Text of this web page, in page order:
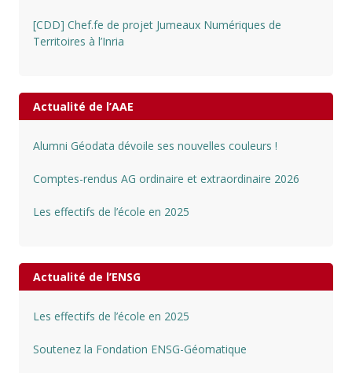
[CDD] Chef.fe de projet Jumeaux Numériques de
Territoires à l’Inria
Actualité de l’AAE
Alumni Géodata dévoile ses nouvelles couleurs !
Comptes-rendus AG ordinaire et extraordinaire 2026
Les effectifs de l’école en 2025
Actualité de l’ENSG
Les effectifs de l’école en 2025
Soutenez la Fondation ENSG-Géomatique